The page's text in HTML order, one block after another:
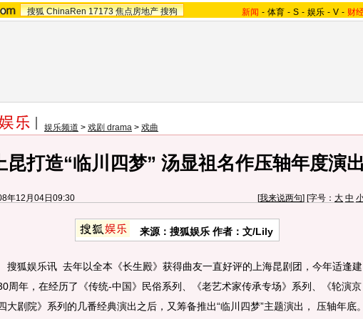
搜狐 ChinaRen 17173 焦点房地产 搜狗 新闻 - 体育 - S - 娱乐 - V - 财
娱乐频道 > 戏剧 drama > 戏曲
昆打造“临川四梦” 汤显祖名作压轴年度演出
年12月04日09:30 [我来说两句] [字号： 大 中
来源：搜狐娱乐 作者：文/Lily
狐娱乐讯 去年以全本《长生殿》获得曲友一直好评的上海昆剧团，今年适逢建
周年，在经历了《传统-中国》民俗系列、《老艺术家传承专场》系列、《轮演京
大剧院》系列的几番经典演出之后，又筹备推出“临川四梦”主题演出， 压轴年底。